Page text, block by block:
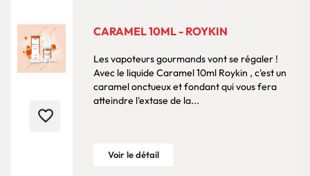
favorite_border
CARAMEL 10ML - ROYKIN
Les vapoteurs gourmands vont se régaler !
Avec le liquide Caramel 10ml Roykin , c'est un
caramel onctueux et fondant qui vous fera
atteindre l'extase de la...
Voir le détail